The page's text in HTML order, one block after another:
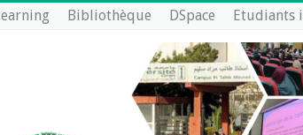
Bibliothèque DSpace Etudiants